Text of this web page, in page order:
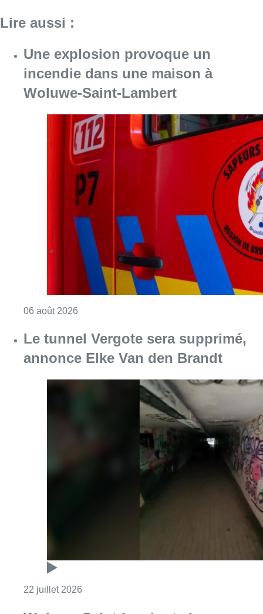
Lire aussi :
Une explosion provoque un
incendie dans une maison à
Woluwe-Saint-Lambert
06 août 2026
Le tunnel Vergote sera supprimé,
annonce Elke Van den Brandt
22 juillet 2026